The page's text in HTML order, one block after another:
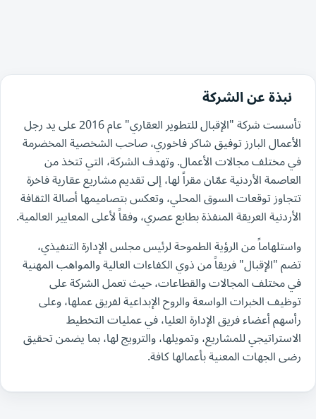
نبذة عن الشركة
تأسست شركة "الإقبال للتطوير العقاري" عام 2016 على يد رجل
الأعمال البارز توفيق شاكر فاخوري، صاحب الشخصية المخضرمة
في مختلف مجالات الأعمال. وتهدف الشركة، التي تتخذ من
العاصمة الأردنية عمّان مقراً لها، إلى تقديم مشاريع عقارية فاخرة
تتجاوز توقعات السوق المحلي، وتعكس بتصاميمها أصالة الثقافة
الأردنية العريقة المنفذة بطابع عصري، وفقاً لأعلى المعايير العالمية.
واستلهاماً من الرؤية الطموحة لرئيس مجلس الإدارة التنفيذي،
تضم "الإقبال" فريقاً من ذوي الكفاءات العالية والمواهب المهنية
في مختلف المجالات والقطاعات، حيث تعمل الشركة على
توظيف الخبرات الواسعة والروح الإبداعية لفريق عملها، وعلى
رأسهم أعضاء فريق الإدارة العليا، في عمليات التخطيط
الاستراتيجي للمشاريع، وتمويلها، والترويج لها، بما يضمن تحقيق
رضى الجهات المعنية بأعمالها كافة.